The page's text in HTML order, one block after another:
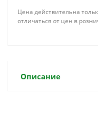
Цена действительна
отличаться от цен в
Описание